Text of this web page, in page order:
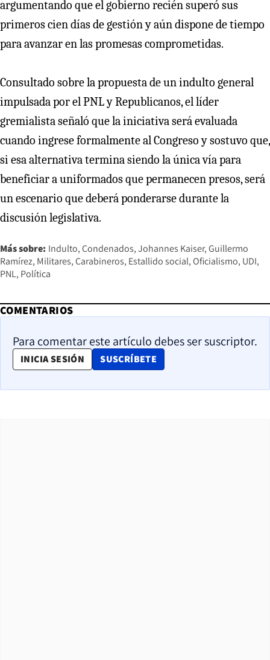
argumentando que el gobierno recién superó sus
primeros cien días de gestión y aún dispone de tiempo
para avanzar en las promesas comprometidas.
Consultado sobre la propuesta de un indulto general
impulsada por el PNL y Republicanos, el líder
gremialista señaló que la iniciativa será evaluada
cuando ingrese formalmente al Congreso y sostuvo que,
si esa alternativa termina siendo la única vía para
beneficiar a uniformados que permanecen presos, será
un escenario que deberá ponderarse durante la
discusión legislativa.
Más sobre: Indulto Condenados Johannes Kaiser Guillermo
Ramírez Militares Carabineros Estallido social Oficialismo UDI
PNL Política
COMENTARIOS
Para comentar este artículo debes ser suscriptor.
INICIA SESIÓN SUSCRÍBETE
OPENS IN NEW WINDOW